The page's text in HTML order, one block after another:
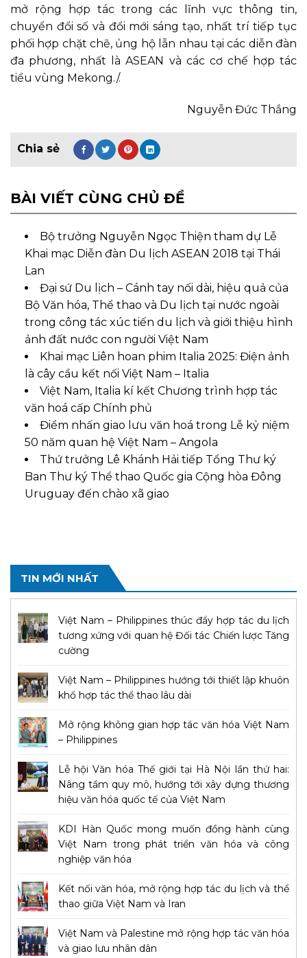
mở rộng hợp tác trong các lĩnh vực thông tin,
chuyển đổi số và đổi mới sáng tạo, nhất trí tiếp tục
phối hợp chặt chẽ, ủng hộ lẫn nhau tại các diễn đàn
đa phương, nhất là ASEAN và các cơ chế hợp tác
tiểu vùng Mekong./.
Nguyễn Đức Thắng
BÀI VIẾT CÙNG CHỦ ĐỀ
Bộ trưởng Nguyễn Ngọc Thiện tham dự Lễ
Khai mạc Diễn đàn Du lịch ASEAN 2018 tại Thái
Lan
Đại sứ Du lịch – Cánh tay nối dài, hiệu quả của
Bộ Văn hóa, Thể thao và Du lịch tại nước ngoài
trong công tác xúc tiến du lịch và giới thiệu hình
ảnh đất nước con người Việt Nam
Khai mạc Liên hoan phim Italia 2025: Điện ảnh
là cây cầu kết nối Việt Nam – Italia
Việt Nam, Italia kí kết Chương trình hợp tác
văn hoá cấp Chính phủ
Điểm nhấn giao lưu văn hoá trong Lễ kỷ niệm
50 năm quan hệ Việt Nam – Angola
Thứ trưởng Lê Khánh Hải tiếp Tổng Thư ký
Ban Thư ký Thể thao Quốc gia Cộng hòa Đông
Uruguay đến chào xã giao
TIN MỚI NHẤT
Việt Nam – Philippines thúc đẩy hợp tác du lịch
tương xứng với quan hệ Đối tác Chiến lược Tăng
cường
Việt Nam – Philippines hướng tới thiết lập khuôn
khổ hợp tác thể thao lâu dài
Mở rộng không gian hợp tác văn hóa Việt Nam
– Philippines
Lễ hội Văn hóa Thế giới tại Hà Nội lần thứ hai:
Nâng tầm quy mô, hướng tới xây dựng thương
hiệu văn hóa quốc tế của Việt Nam
KDI Hàn Quốc mong muốn đồng hành cùng
Việt Nam trong phát triển văn hóa và công
nghiệp văn hóa
Kết nối văn hóa, mở rộng hợp tác du lịch và thể
thao giữa Việt Nam và Iran
Việt Nam và Palestine mở rộng hợp tác văn hóa
và giao lưu nhân dân